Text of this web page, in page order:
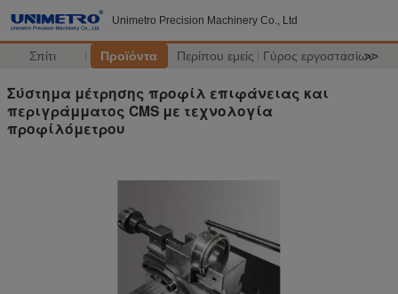
Unimetro Precision Machinery Co., Ltd
Σπίτι Προϊόντα Περίπου εμείς Γύρος εργοστασίων
>>
Σύστημα μέτρησης προφίλ επιφάνειας και
περιγράμματος CMS με τεχνολογία
προφίλόμετρου